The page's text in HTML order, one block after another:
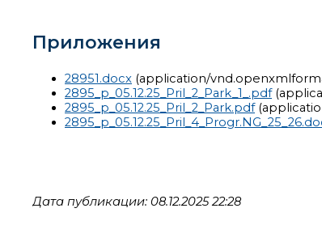
Приложения
28951.docx (application/
2895_p_05.12.25_Pril_2_Park_1_.pdf
2895_p_05.12.25_Pril_2_Park.pdf
Дата публикации: 08.12.2025 22:28